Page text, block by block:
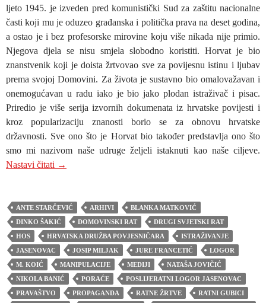
ljeto 1945. je izveden pred komunistički Sud za zaštitu nacionalne
časti koji mu je oduzeo građanska i politička prava na deset godina,
a ostao je i bez profesorske mirovine koju više nikada nije primio.
Njegova djela se nisu smjela slobodno koristiti. Horvat je bio
znanstvenik koji je doista žrtvovao sve za povijesnu istinu i ljubav
prema svojoj Domovini. Za života je sustavno bio omalovažavan i
onemogućavan u radu iako je bio jako plodan istraživač i pisac.
Priredio je više serija izvornih dokumenata iz hrvatske povijesti i
kroz popularizaciju znanosti borio se za obnovu hrvatske
državnosti. Sve ono što je Horvat bio također predstavlja ono što
smo mi nazivom naše udruge željeli istaknuti kao naše ciljeve.
Nastavi čitati MR. SC. BLANKA MATKOVIĆ (INTERVJU):
→
ANTE STARČEVIĆ ARHIVI
BLANKA MATKOVIĆ
DINKO ŠAKIĆ
DOMOVINSKI RAT
DRUGI SVJETSKI RAT
HOS
HRVATSKA DRUŽBA POVJESNIČARA
ISTRAŽIVANJE
JASENOVAC
JOSIP MILJAK JURE FRANCETIĆ
LOGOR
M. KOIĆ
MANIPULACIJE MEDIJI
NATAŠA JOVIČIĆ
NIKOLA BANIĆ
PORAĆE
POSLIJERATNI LOGOR JASENOVAC
PRAVAŠTVO
PROPAGANDA RATNE ŽRTVE
RATNI GUBICI